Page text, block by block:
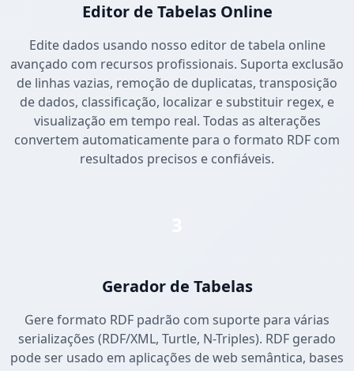
Editor de Tabelas Online
Edite dados usando nosso editor de tabela online
avançado com recursos profissionais. Suporta exclusão
de linhas vazias, remoção de duplicatas, transposição
de dados, classificação, localizar e substituir regex, e
visualização em tempo real. Todas as alterações
convertem automaticamente para o formato RDF com
resultados precisos e confiáveis.
Gerador de Tabelas
Gere formato RDF padrão com suporte para várias
serializações (RDF/XML, Turtle, N-Triples). RDF gerado
pode ser usado em aplicações de web semântica, bases